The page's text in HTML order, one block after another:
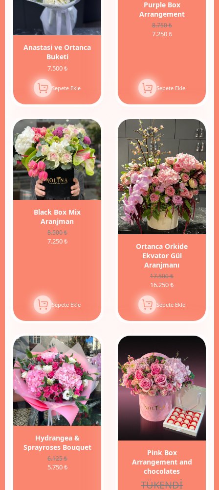
Anastasi ve Ortanca
Buketi
7.500 ₺
Sepete Ekle
Purple Box
Arrangement
8.750 ₺
7.250 ₺
Sepete Ekle
15%
İndirim
Black Box Mix
Aranjman
8.500 ₺
7.250 ₺
Sepete Ekle
Ortanca Orkide
Ekvator Gül
Aranjmanı
17.500 ₺
16.250 ₺
Sepete Ekle
6%
İndirim
Hydrangea &
Sprayroses Bouquet
6.125 ₺
5.750 ₺
Pink Box
Arrangement and
chocolates
TÜKENDİ